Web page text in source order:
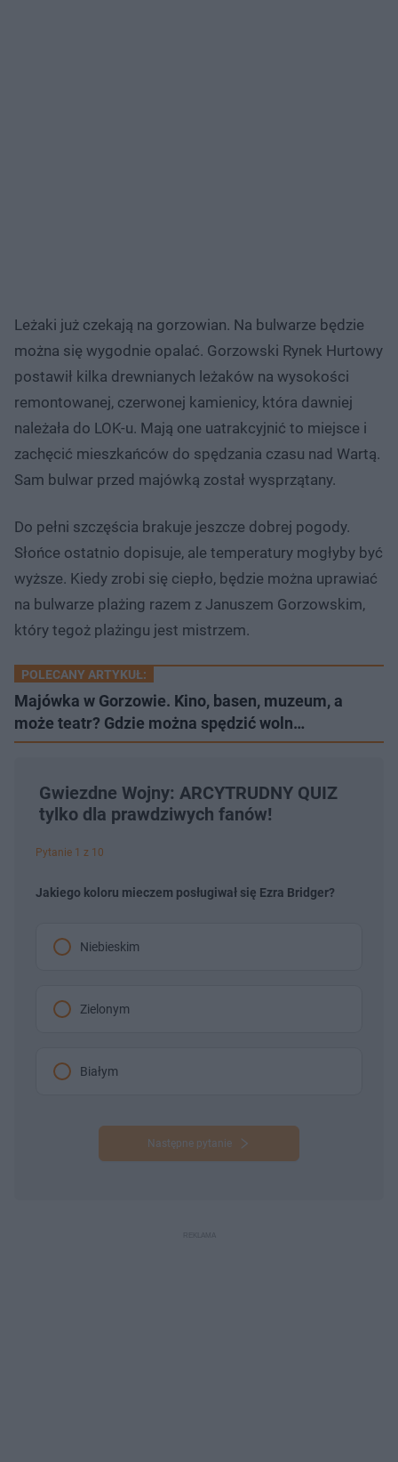
Leżaki już czekają na gorzowian. ​Na bulwarze będzie
można się wygodnie opalać. Gorzowski Rynek Hurtowy
postawił kilka drewnianych leżaków na wysokości
remontowanej, czerwonej kamienicy, która dawniej
należała do LOK-u. Mają one uatrakcyjnić to miejsce i
zachęcić mieszkańców do spędzania czasu nad Wartą.
Sam bulwar przed majówką został wysprzątany.
Do pełni szczęścia brakuje jeszcze dobrej pogody.
Słońce ostatnio dopisuje, ale temperatury mogłyby być
wyższe. Kiedy zrobi się ciepło, będzie można uprawiać
na bulwarze plażing razem z Januszem Gorzowskim,
który tegoż plażingu jest mistrzem.
POLECANY ARTYKUŁ:
Majówka w Gorzowie. Kino, basen, muzeum, a
może teatr? Gdzie można spędzić woln…
Gwiezdne Wojny: ARCYTRUDNY QUIZ
tylko dla prawdziwych fanów!
Pytanie 1 z 10
Jakiego koloru mieczem posługiwał się Ezra Bridger?
Niebieskim
Zielonym
Białym
Następne pytanie